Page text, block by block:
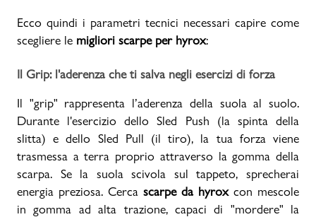
Ecco quindi i parametri tecnici necessari capire come
scegliere le migliori scarpe per hyrox:
Il Grip: l'aderenza che ti salva negli esercizi di forza
Il "grip" rappresenta l’aderenza della suola al suolo.
Durante l'esercizio dello Sled Push (la spinta della
slitta) e dello Sled Pull (il tiro), la tua forza viene
trasmessa a terra proprio attraverso la gomma della
scarpa. Se la suola scivola sul tappeto, sprecherai
energia preziosa. Cerca scarpe da hyroxcon mescole
in gomma ad alta trazione, capaci di "mordere" la